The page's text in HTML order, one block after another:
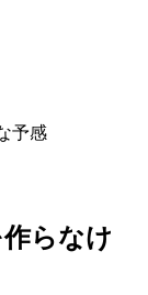
予感
らなけ